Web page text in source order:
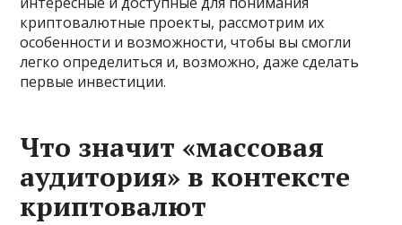
криптовалютные проекты, рассмотрим их
особенности и возможности, чтобы вы смогли
легко определиться и, возможно, даже сделать
первые инвестиции.
Что значит «массовая
аудитория» в контексте
криптовалют